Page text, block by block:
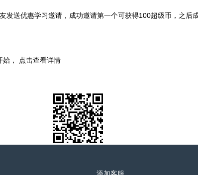
送优惠学习邀请，成功邀请第一个可获得100超级币，之
始， 点击查看详情